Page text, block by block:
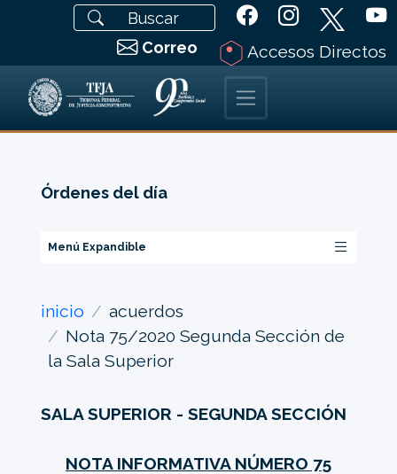
Correo Accesos Directos
Órdenes del día
Menú Expandible
inicio
acuerdos
Nota 75/2020 Segunda Sección de
la Sala Superior
SALA SUPERIOR - SEGUNDA SECCIÓN
NOTA INFORMATIVA NÚMERO 75